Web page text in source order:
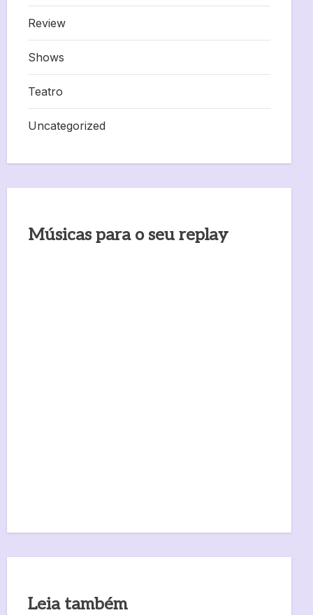
Review
Shows
Teatro
Uncategorized
Músicas para o seu replay
Leia também